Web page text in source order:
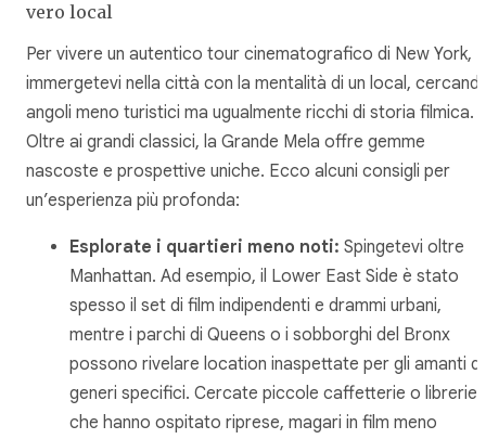
vero local
Per vivere un autentico tour cinematografico di New York,
immergetevi nella città con la mentalità di un local,
angoli meno turistici ma ugualmente ricchi di storia filmica.
Oltre ai grandi classici, la Grande Mela offre gemme
nascoste e prospettive uniche. Ecco alcuni consigli per
un’esperienza più profonda:
Esplorate i quartieri meno noti: Spingetevi oltre
Manhattan. Ad esempio, il Lower East Side è stato
spesso il set di film indipendenti e drammi urbani,
mentre i parchi di Queens o i sobborghi del Bronx
possono rivelare location inaspettate per gli amanti di
generi specifici. Cercate piccole caffetterie o librerie
che hanno ospitato riprese, magari in film meno